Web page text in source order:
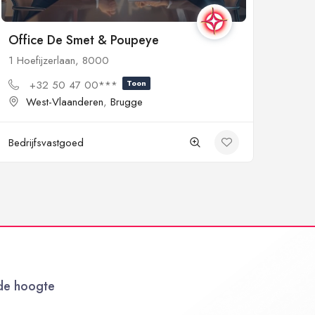
Office De Smet & Poupeye
1 Hoefijzerlaan, 8000
+32 50 47 00***
Toon
West-Vlaanderen, Brugge
Bedrijfsvastgoed
hoogte